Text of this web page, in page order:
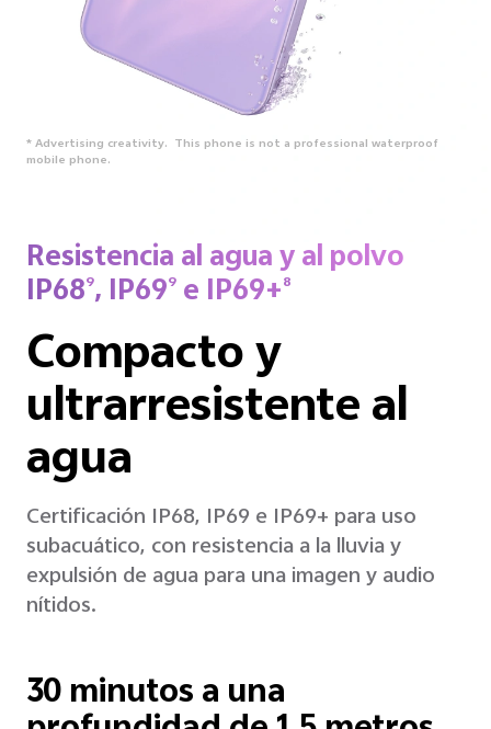
Resistencia al agua y al polvo
IP689, IP699 e IP69+8
Compacto y
ultrarresistente al
agua
Certificación IP68, IP69 e IP69+ para uso
subacuático, con resistencia a la lluvia y
expulsión de agua para una imagen y audio
nítidos.
30 minutos a una
* Advertising creativity. This phone is not a professional waterproof
mobile phone.